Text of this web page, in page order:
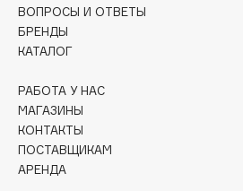
DP Daily Perfection
Dr. Vranjes Firenze
Dr.Ceuracle
Dr.Jart+
Dyson
ВОПРОСЫ И ОТВЕТЫ
БРЕНДЫ
КАТАЛОГ
РАБОТА У НАС
МАГАЗИНЫ
КОНТАКТЫ
ПОСТАВЩИКАМ
АРЕНДА